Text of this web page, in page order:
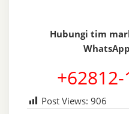
Hubungi tim
Post Views: 906